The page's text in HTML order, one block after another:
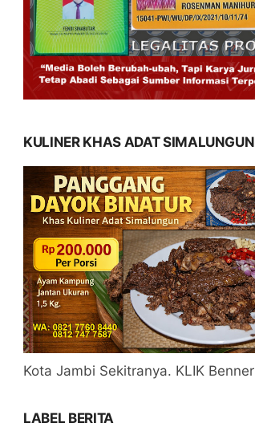
KULINER KHAS ADAT SIMALUNGUN
Kota Jambi Sekitranya. KLIK Benner
LABEL BERITA